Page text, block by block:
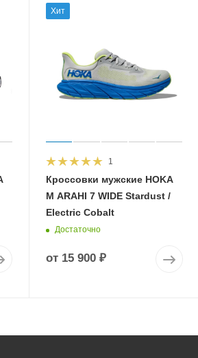
Хит
1
Кроссовки мужские HOKA
M ARAHI 7 WIDE Stardust /
Electric Cobalt
Достаточно
от 15 900 ₽